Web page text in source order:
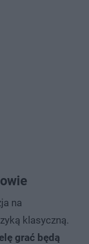
na
klasyczną.
grać będą